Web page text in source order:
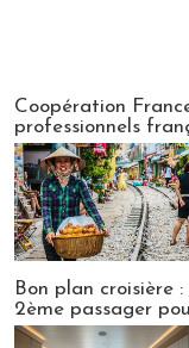
Coopération
professionnels
Bon plan croisière
2ème passager